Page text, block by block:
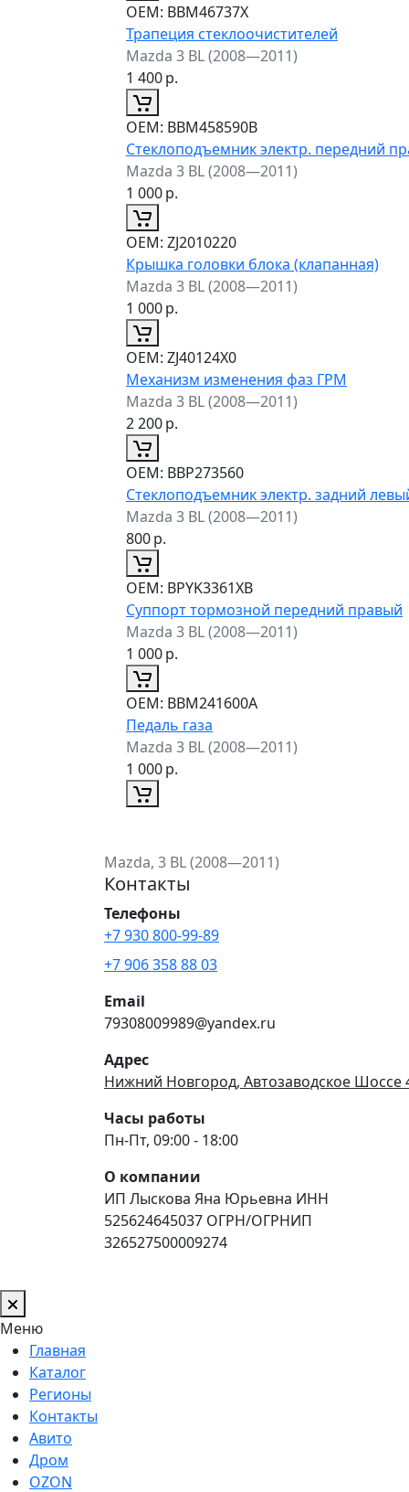
ОЕМ: BBM46737X
Трапеция стеклоочистителей
Mazda 3 BL (2008—2011)
1 400р.
ОЕМ: BBM458590B
Стеклоподъемник электр. передний
Mazda 3 BL (2008—2011)
1 000р.
ОЕМ: ZJ2010220
Крышка головки блока (клапанная)
Mazda 3 BL (2008—2011)
1 000р.
ОЕМ: ZJ40124X0
Механизм изменения фаз ГРМ
Mazda 3 BL (2008—2011)
2 200р.
ОЕМ: BBP273560
Стеклоподъемник электр. задний
Mazda 3 BL (2008—2011)
800р.
ОЕМ: BPYK3361XB
Суппорт тормозной передний правый
Mazda 3 BL (2008—2011)
1 000р.
ОЕМ: BBM241600A
Педаль газа
Mazda 3 BL (2008—2011)
1 000р.
Mazda, 3 BL (2008—2011)
Контакты
Телефоны
+7 930 800-99-89
+7 906 358 88 03
Email
79308009989@yandex.ru
Адрес
Нижний Новгород, Автозаводское Шоссе
Часы работы
Пн-Пт, 09:00 - 18:00
О компании
ИП Лыскова Яна Юрьевна ИНН
525624645037 ОГРН/ОГРНИП
326527500009274
Меню
Главная
Каталог
Регионы
Контакты
Авито
Дром
OZON